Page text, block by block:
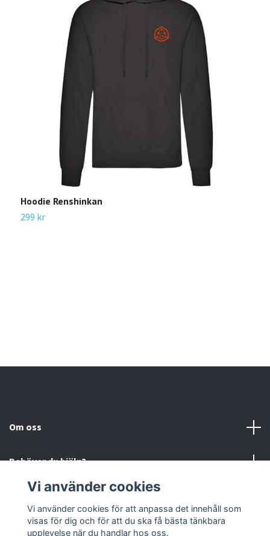
Hoodie Renshinkan
299 kr
Om oss
Behöver du hjälp?
Sociala medier
Vi använder cookies
Vi använder cookies för att anpassa det innehåll som
visas för dig och för att du ska få bästa tänkbara
upplevelse när du handlar hos oss.